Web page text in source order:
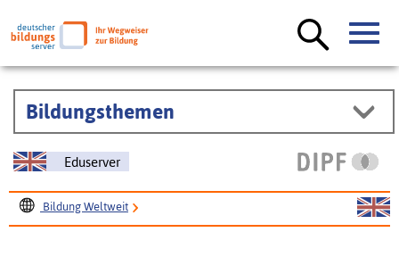
Bildungsthemen
Eduserver
Bildung Weltweit